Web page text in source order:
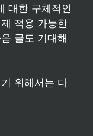
대한 구체적인
적용 가능한
글도 기대해
위해서는 다